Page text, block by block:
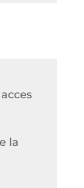
la